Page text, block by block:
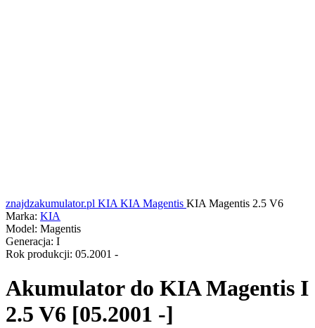
znajdzakumulator.pl KIA KIA Magentis KIA Magentis 2.5 V6
Marka: KIA
Model: Magentis
Generacja: I
Rok produkcji: 05.2001 -
Akumulator do KIA Magentis I
2.5 V6 [05.2001 -]